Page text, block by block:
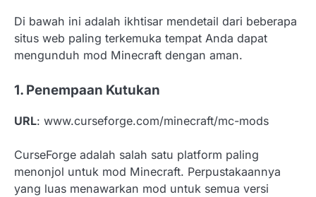
Di bawah ini adalah ikhtisar mendetail dari beberapa
situs web paling terkemuka tempat Anda dapat
mengunduh mod Minecraft dengan aman.
1. Penempaan Kutukan
URL: www.curseforge.com/minecraft/mc-mods
CurseForge adalah salah satu platform paling
menonjol untuk mod Minecraft. Perpustakaannya
yang luas menawarkan mod untuk semua versi